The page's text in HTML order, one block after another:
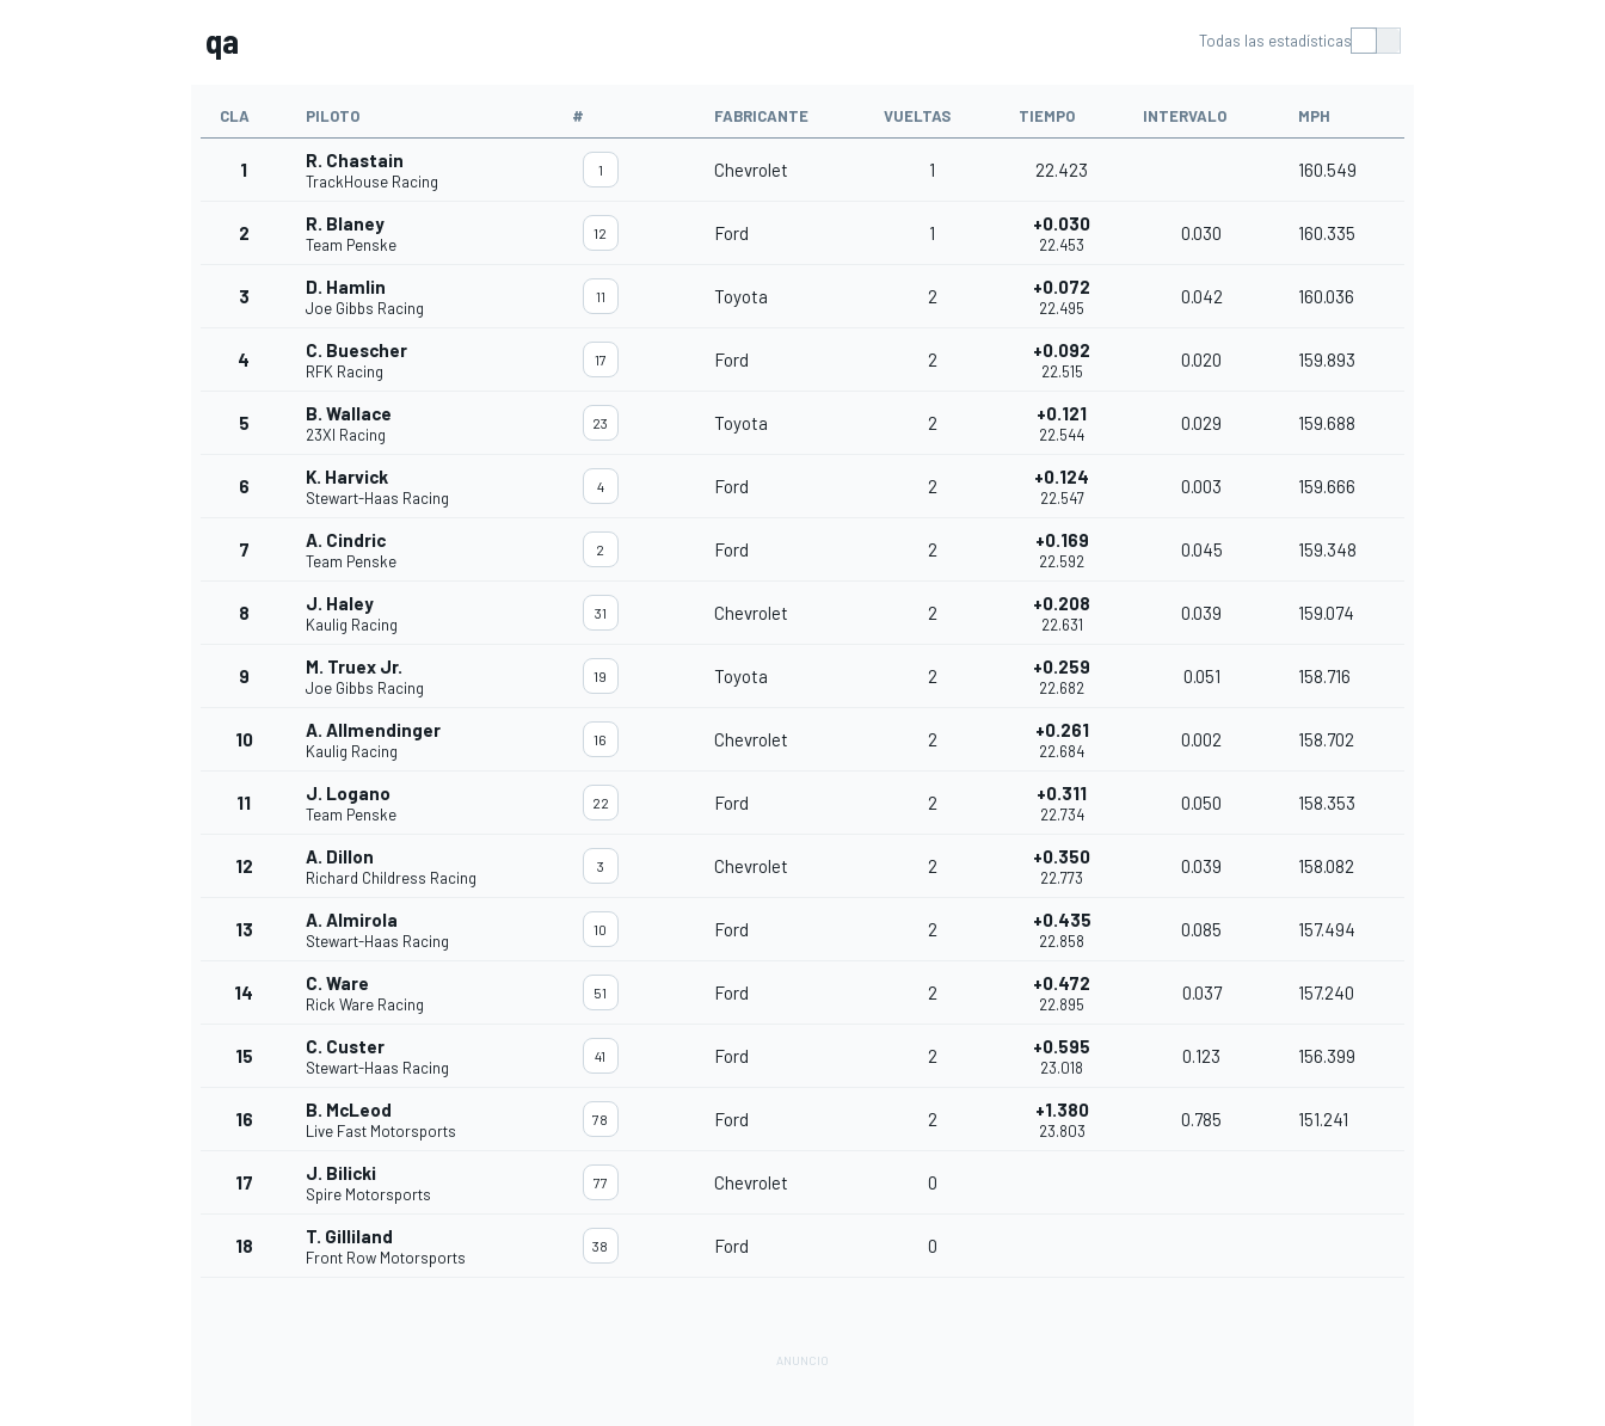
qa Todas las estadísticas
CLA PILOTO # FABRICANTE VUELTAS TIEMPO INTERVALO MPH
1 R. Chastain
TrackHouse Racing
1 Chevrolet 1 22.423 160.549
2 R. Blaney
Team Penske
12 Ford 1 +0.030
22.453
0.030 160.335
3 D. Hamlin
Joe Gibbs Racing
11 Toyota 2 +0.072
22.495
0.042 160.036
4 C. Buescher
RFK Racing
17 Ford 2 +0.092
22.515
0.020 159.893
5 B. Wallace
23XI Racing
23 Toyota 2 +0.121
22.544
0.029 159.688
6 K. Harvick
Stewart-Haas Racing
4 Ford 2 +0.124
22.547
0.003 159.666
7 A. Cindric
Team Penske
2 Ford 2 +0.169
22.592
0.045 159.348
8 J. Haley
Kaulig Racing
31 Chevrolet 2 +0.208
22.631
0.039 159.074
9 M. Truex Jr.
Joe Gibbs Racing
19 Toyota 2 +0.259
22.682
0.051 158.716
10 A. Allmendinger
Kaulig Racing
16 Chevrolet 2 +0.261
22.684
0.002 158.702
11 J. Logano
Team Penske
22 Ford 2 +0.311
22.734
0.050 158.353
12 A. Dillon
Richard Childress Racing
3 Chevrolet 2 +0.350
22.773
0.039 158.082
13 A. Almirola
Stewart-Haas Racing
10 Ford 2 +0.435
22.858
0.085 157.494
14 C. Ware
Rick Ware Racing
51 Ford 2 +0.472
22.895
0.037 157.240
15 C. Custer
Stewart-Haas Racing
41 Ford 2 +0.595
23.018
0.123 156.399
16 B. McLeod
Live Fast Motorsports
78 Ford 2 +1.380
23.803
0.785 151.241
17 J. Bilicki
Spire Motorsports
77 Chevrolet 0
18 T. Gilliland
Front Row Motorsports
38 Ford 0